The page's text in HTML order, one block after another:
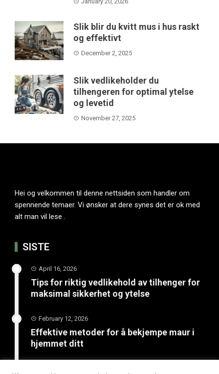
Slik blir du kvitt mus i hus raskt
og effektivt
December 2, 2025
Slik vedlikeholder du
tilhengeren for optimal ytelse
og levetid
November 27, 2025
Hei og velkommen til denne nettsiden som handler om
spennende temaer. Vi ønsker at dere synes det er ok med
alt man vil lese .
SISTE
April 16, 2026
Tips for riktig vedlikehold av tilhenger for
maksimal sikkerhet og ytelse
February 12, 2026
Effektive metoder for å bekjempe maur i
hjemmet ditt